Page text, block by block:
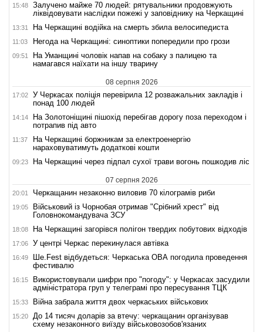
15:48
Залучено майже 70 людей: рятувальники продовжують
ліквідовувати наслідки пожежі у заповіднику на Черкащині
13:31 На Черкащині водійка на смерть збила велосипедиста
11:03 Негода на Черкащині: синоптики попередили про грози
09:51
На Уманщині чоловік напав на собаку з палицею та
намагався наїхати на іншу тварину
08 серпня 2026
17:02
У Черкасах поліція перевірила 12 розважальних закладів і
понад 100 людей
14:14
На Золотоніщині пішохід перебігав дорогу поза переходом і
потрапив під авто
11:37
На Черкащині боржникам за електроенергію
нараховуватимуть додаткові кошти
09:23 На Черкащині через підпал сухої трави вогонь пошкодив ліс
07 серпня 2026
20:01 Черкащанин незаконно виловив 70 кілограмів риби
19:05
Військовий із Чорнобая отримав "Срібний хрест" від
Головнокомандувача ЗСУ
18:08 На Черкащині загорівся полігон твердих побутових відходів
17:06 У центрі Черкас перекинулася автівка
16:49
Ше.Fest відбудеться: Черкаська ОВА погодила проведення
фестивалю
16:15
Використовували шифри про "погоду": у Черкасах засудили
адміністратора груп у телеграмі про пересування ТЦК
15:33 Війна забрала життя двох черкаських військових
15:20
До 14 тисяч доларів за втечу: черкащанин організував
схему незаконного виїзду військовозобов'язаних